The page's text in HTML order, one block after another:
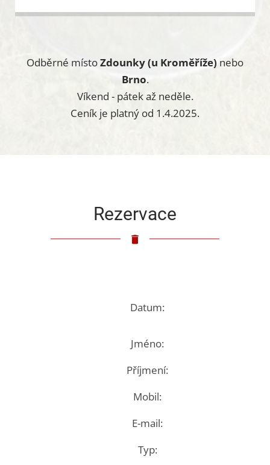
Odběrné místoZdounky (u Kroměříže) nebo
Brno.
Víkend - pátek až neděle.
Ceník je platný od 1.4.2025.
Rezervace
Datum:
Jméno:
Příjmení:
Mobil:
E-mail:
Typ: